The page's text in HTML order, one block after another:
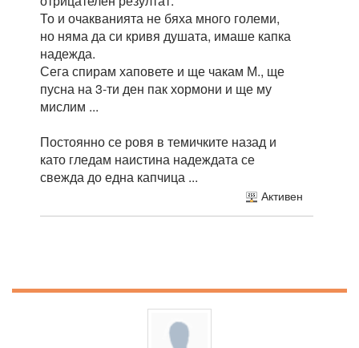
То и очакванията не бяха много големи,
но няма да си кривя душата, имаше капка
надежда.
Сега спирам хаповете и ще чакам М., ще
пусна на 3-ти ден пак хормони и ще му
мислим ...
Постоянно се ровя в темичките назад и
като гледам наистина надеждата се
свежда до една капчица ...
Активен